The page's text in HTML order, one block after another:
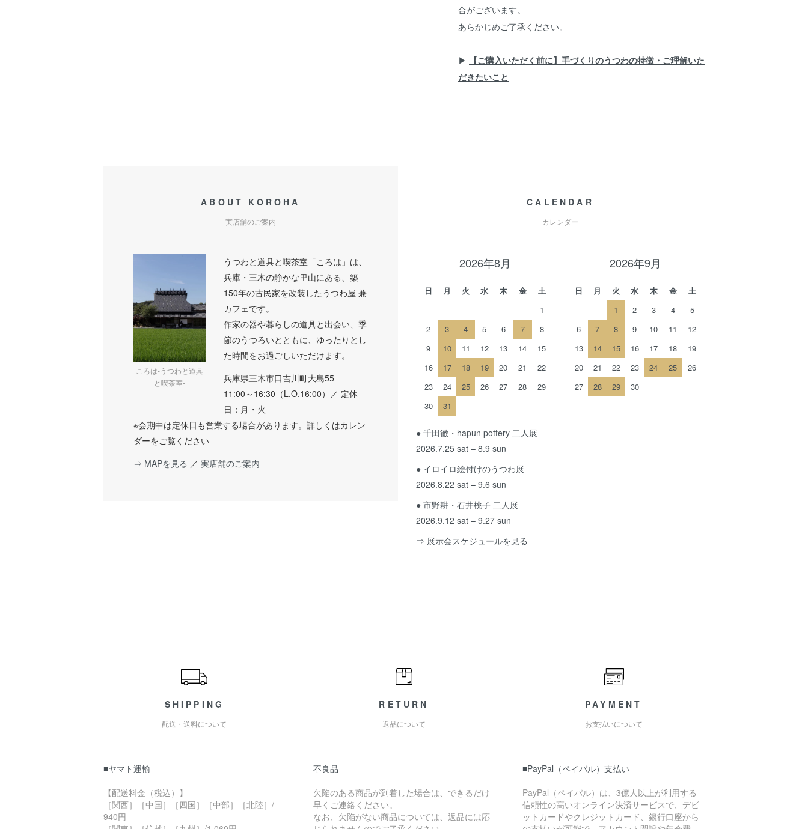
合がございます。
あらかじめご了承ください。
▶︎
【ご購入いただく前に】手づくりのうつわの特徴・ご理解いた
だきたいこと
ABOUT KOROHA
実店舗のご案内
ころは-うつわと道具
と喫茶室-
うつわと道具と喫茶室「ころは」は、
兵庫・三木の静かな里山にある、築
150年の古民家を改装したうつわ屋 兼
カフェです。
作家の器や暮らしの道具と出会い、季
節のうつろいとともに、ゆったりとし
た時間をお過ごしいただけます。
兵庫県三木市口吉川町大島55
11:00～16:30（L.O.16:00）／ 定休
日：月・火
※会期中は定休日も営業する場合があります。詳しくはカレン
ダーをご覧ください
⇒ MAPを見る ／ 実店舗のご案内
CALENDAR
カレンダー
2026年8月
日 月 火 水 木 金
土
1
2
3 4 5 6 7
8
9
10 11 12 13 14
15
16
17 18 19 20 21
22
23
24 25 26 27 28
29
30
31
2026年9月
日 月 火 水 木 金
土
1
2 3 4
5
6
7 8 9 10 11
12
13
14 15 16 17 18
19
20
21 22 23 24 25
26
27
28 29 30
● 千田徹・hapun pottery 二人展
2026.7.25 sat – 8.9 sun
● イロイロ絵付けのうつわ展
2026.8.22 sat – 9.6 sun
● 市野耕・石井桃子 二人展
2026.9.12 sat – 9.27 sun
⇒ 展示会スケジュールを見る
SHIPPING
配送・送料について
■ヤマト運輸
【配送料金（税込）】
［関西］［中国］［四国］［中部］［北陸］/
940円
RETURN
返品について
不良品
欠陥のある商品が到着した場合は、できるだけ
早くご連絡ください。
なお、欠陥がない商品については、返品には応
PAYMENT
お支払いについて
■PayPal（ペイパル）支払い
PayPal（ペイパル）は、3億人以上が利用する
信頼性の高いオンライン決済サービスで、デビ
ットカードやクレジットカード、銀行口座から